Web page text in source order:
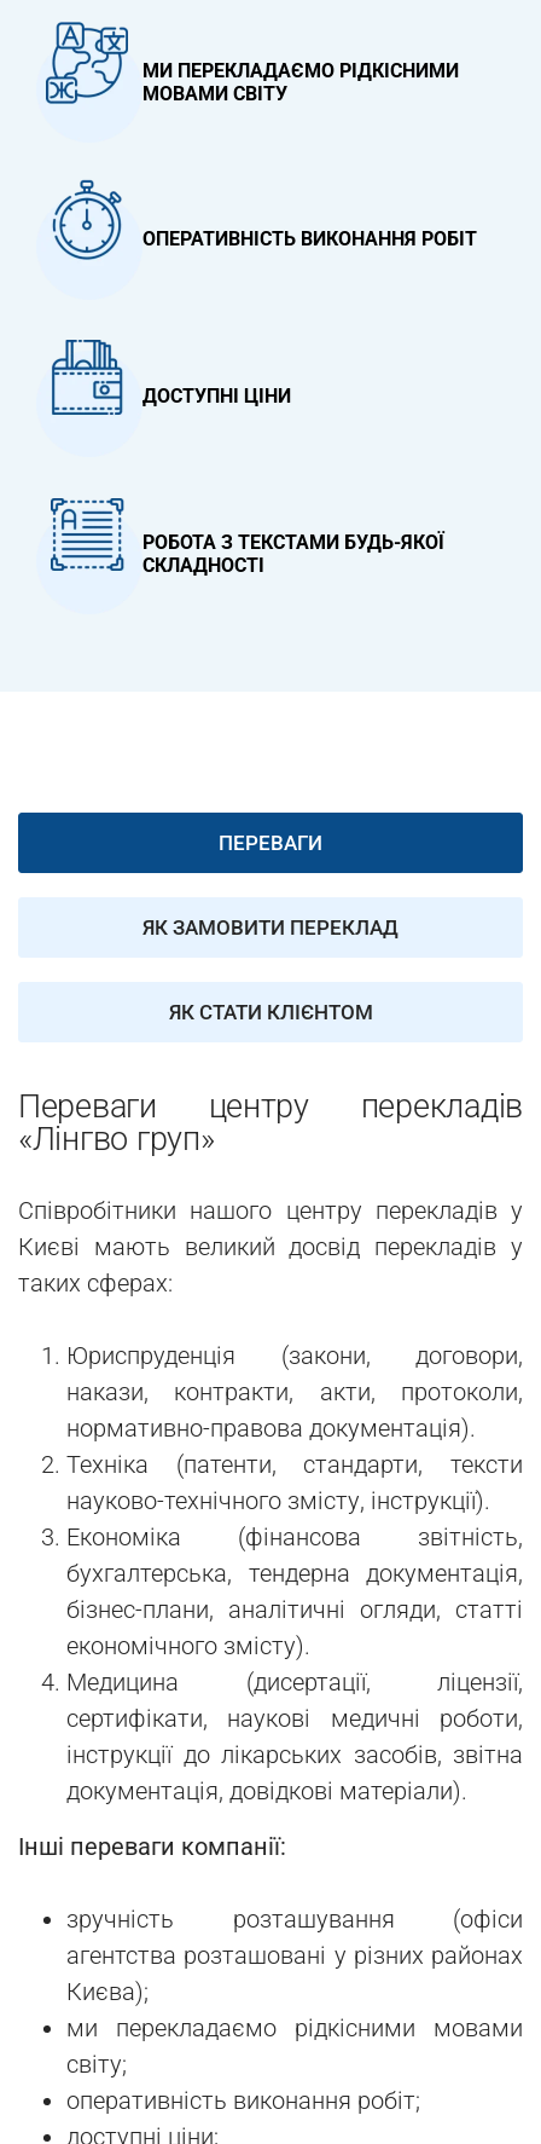
МИ ПЕРЕКЛАДАЄМО РІДКІСНИМИ
МОВАМИ СВІТУ
ОПЕРАТИВНІСТЬ ВИКОНАННЯ РОБІТ
ДОСТУПНІ ЦІНИ
РОБОТА З ТЕКСТАМИ БУДЬ-ЯКОЇ
СКЛАДНОСТІ
ПЕРЕВАГИ
ЯК ЗАМОВИТИ ПЕРЕКЛАД
ЯК СТАТИ КЛІЄНТОМ
Переваги центру перекладів
«Лінгво груп»
Співробітники нашого центру перекладів у
Києві мають великий досвід перекладів у
таких сферах:
Юриспруденція (закони, договори,
накази, контракти, акти, протоколи,
нормативно-правова документація).
Техніка (патенти, стандарти, тексти
науково-технічного змісту, інструкції).
Економіка (фінансова звітність,
бухгалтерська, тендерна документація,
бізнес-плани, аналітичні огляди, статті
економічного змісту).
Медицина (дисертації, ліцензії,
сертифікати, наукові медичні роботи,
інструкції до лікарських засобів, звітна
документація, довідкові матеріали).
Інші переваги компанії:
зручність розташування (офіси
агентства розташовані у різних районах
Києва);
ми перекладаємо рідкісними мовами
світу;
оперативність виконання робіт;
доступні ціни;